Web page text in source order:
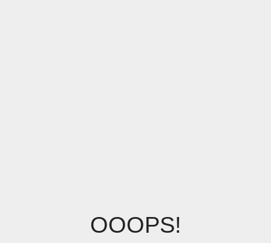
OOOPS!